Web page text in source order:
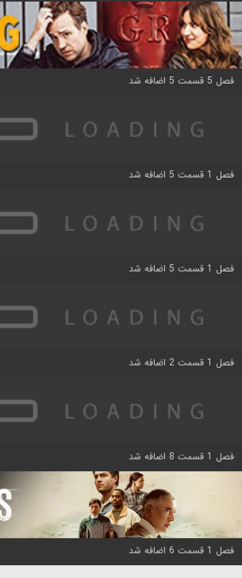
فصل 5 قسمت 5 اضافه شد
فصل 1 قسمت 5 اضافه شد
فصل 1 قسمت 5 اضافه شد
فصل 1 قسمت 2 اضافه شد
فصل 1 قسمت 8 اضافه شد
فصل 1 قسمت 6 اضافه شد